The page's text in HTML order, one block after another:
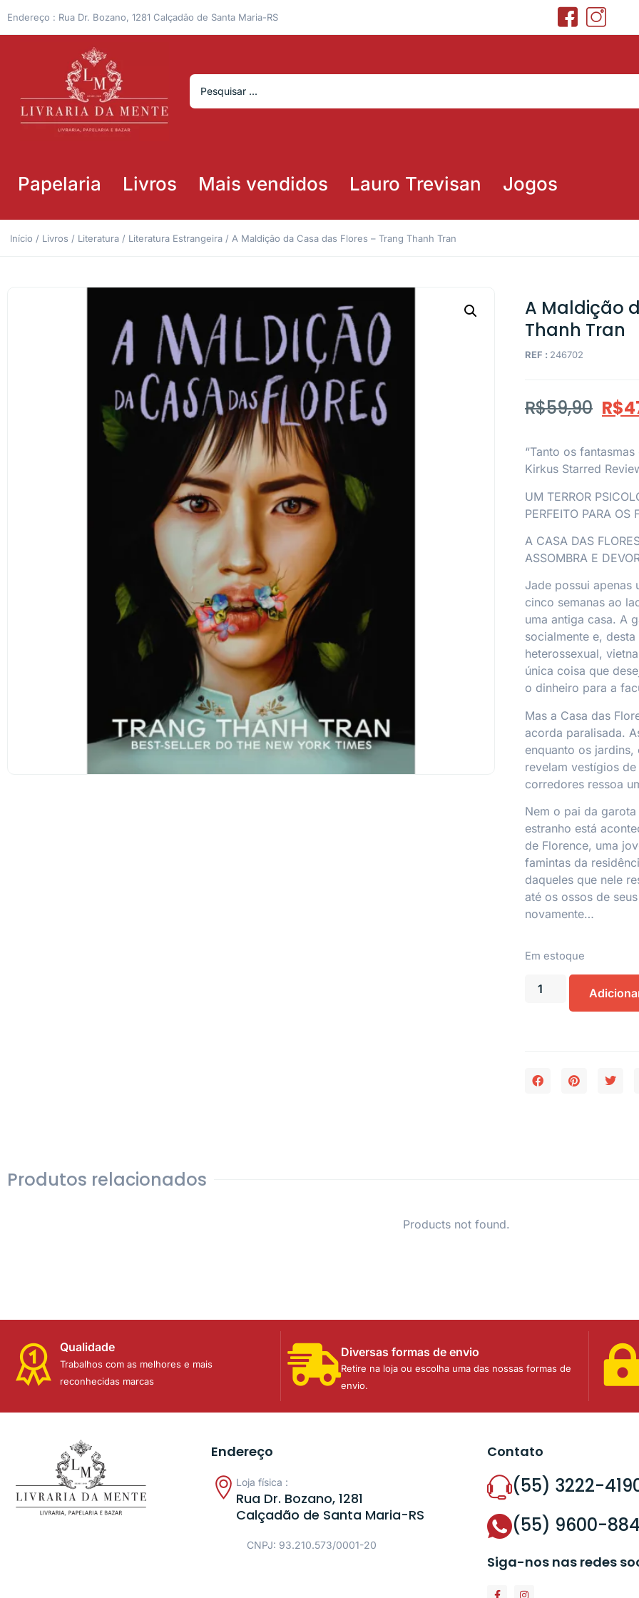
Endereço : Rua Dr. Bozano, 1281 Calçadão de Santa Maria-RS
Papelaria Livros Mais vendidos Lauro Trevisan Jogos
Início / Livros / Literatura / Literatura Estrangeira / A Maldição da Casa das Flores – Trang Thanh Tran
A Maldição
Thanh Tran
REF : 246702
R$59,90 R$
“Tanto os
Kirkus Starred
UM TERROR
PERFEITO PARA OS
A CASA DAS
ASSOMBRA E
Jade possui apenas
cinco semanas ao
uma antiga casa. A
socialmente e,
heterossexual,
única coisa que
o dinheiro para a
Mas a Casa das
acorda paralisada.
enquanto os
revelam vestígios
corredores ressoa
Nem o pai da
estranho está
de Florence, uma
famintas da
daqueles que nele
até os ossos de
novamente…
Em estoque
Produtos relacionados
Products not found.
Qualidade
Trabalhos com as melhores e mais
reconhecidas marcas
Diversas formas de envio
Retire na loja ou escolha uma das nossas formas de
envio.
Endereço
Loja física :
Rua Dr. Bozano, 1281
Calçadão de Santa Maria-RS
CNPJ: 93.210.573/0001-20
Contato
(55) 3222-
(55) 9600-
Siga-nos nas redes